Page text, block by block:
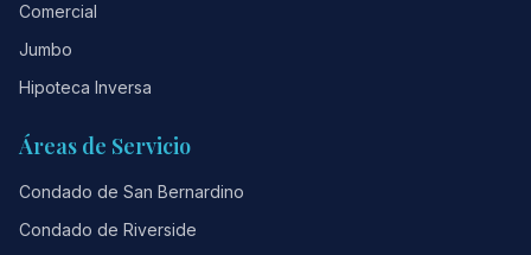
Comercial
Jumbo
Hipoteca Inversa
Áreas de Servicio
Condado de San Bernardino
Condado de Riverside